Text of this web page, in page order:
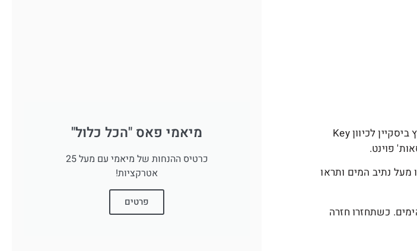
בעת היציאה מנמל התעופה האקזקיוטיב של מיאמי, תטוסו מעל Pinecrest ומעבר למפרץ ביסקיין לכיוון Key
מעל נתיב המים ותראו
כשתחזרו חזרה
מיאמי פאס "הכל כלול"
כרטיס ההנחות של מיאמי עם מעל 25
אטרקציות!
פרטים